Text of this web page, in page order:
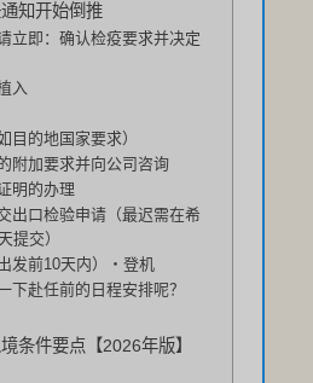
知开始倒推
立即：确认检疫要求并决定
入
目的地国家要求）
附加要求并向公司咨询
明的办理
出口检验申请（最迟需在希
提交）
发前10天内）・登机
下赴任前的日程安排呢？
条件要点【2026年版】